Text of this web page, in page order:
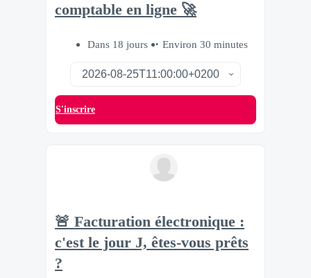
comptable en ligne 🚀
Dans 18 jours Environ 30 minutes
S'inscrire
🚨 Facturation électronique :
c'est le jour J, êtes-vous prêts
?